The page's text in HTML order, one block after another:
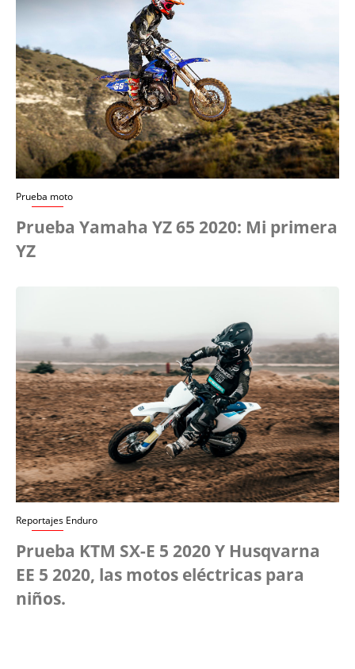
Prueba moto
Prueba Yamaha YZ 65 2020: Mi primera
YZ
Reportajes Enduro
Prueba KTM SX-E 5 2020 Y Husqvarna
EE 5 2020, las motos eléctricas para
niños.